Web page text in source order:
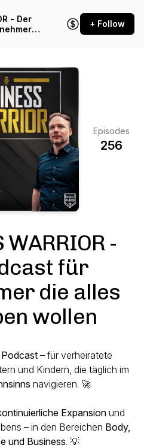
- Der
+ Follow
Episodes
256
WARRIOR -
für
die alles
wollen
Podcast– für verheiratete
und Kindern, die täglich im
navigieren. 🚀
Expansionund
– in den Bereichen Body,
und Business. 💡